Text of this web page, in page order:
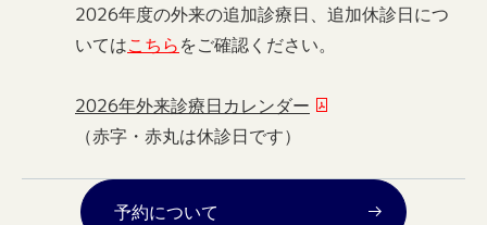
2026年度の外来の追加診療日、追加休診日につ
いてはこちらをご確認ください。
2026年外来診療日カレンダー
（赤字・赤丸は休診日です）
予約について